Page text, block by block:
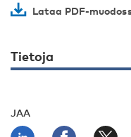
Lataa PDF-
Tietoja
JAA